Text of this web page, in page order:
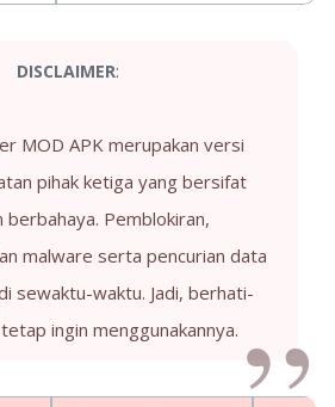
DISCLAIMER:
MOD APK merupakan versi
pihak ketiga yang bersifat
berbahaya. Pemblokiran,
malware serta pencurian data
sewaktu-waktu. Jadi, berhati-
ingin menggunakannya.